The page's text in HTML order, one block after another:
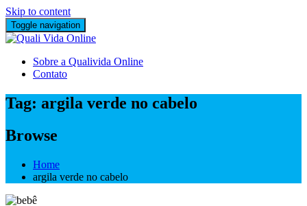
Skip to content
Toggle navigation
Sobre a Qualivida Online
Contato
Tag: argila verde no cabelo
Browse
Home
argila verde no cabelo